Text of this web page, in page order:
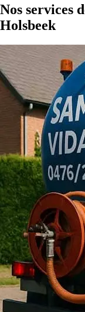
Nos services
Holsbeek